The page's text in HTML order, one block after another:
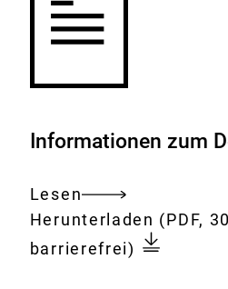
Informationen zum
Lesen
Gesamtes
Dokument
Download:
Herunterladen 26.
Sitzung
(PDF,
barrierefrei)